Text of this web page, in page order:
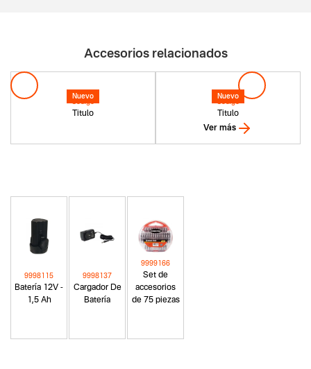
Accesorios relacionados
Nuevo
Titulo
Nuevo
Titulo
Ver más
Batería 12V -
1,5 Ah
9998115
Cargador De
Batería
9998137
Set de
accesorios
de 75 piezas
9999166